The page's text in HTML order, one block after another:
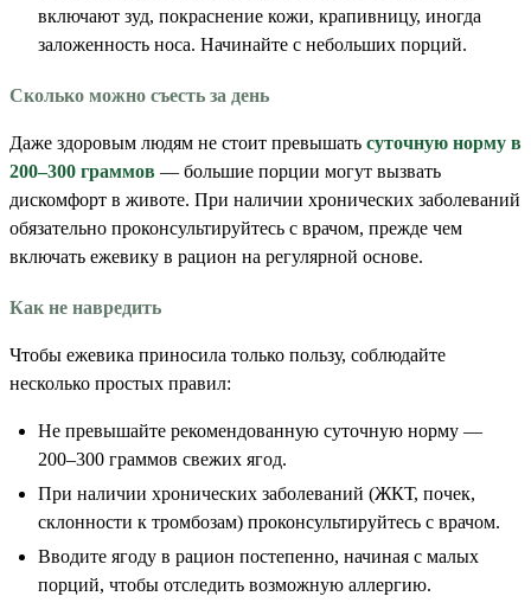
включают зуд, покраснение кожи, крапивницу, иногда
заложенность носа. Начинайте с небольших порций.
Сколько можно съесть за день
Даже здоровым людям не стоит превышать суточную норму в
200–300 граммов — большие порции могут вызвать
дискомфорт в животе. При наличии хронических заболеваний
обязательно проконсультируйтесь с врачом, прежде чем
включать ежевику в рацион на регулярной основе.
Как не навредить
Чтобы ежевика приносила только пользу, соблюдайте
несколько простых правил:
Не превышайте рекомендованную суточную норму —
200–300 граммов свежих ягод.
При наличии хронических заболеваний (ЖКТ, почек,
склонности к тромбозам) проконсультируйтесь с врачом.
Вводите ягоду в рацион постепенно, начиная с малых
порций, чтобы отследить возможную аллергию.